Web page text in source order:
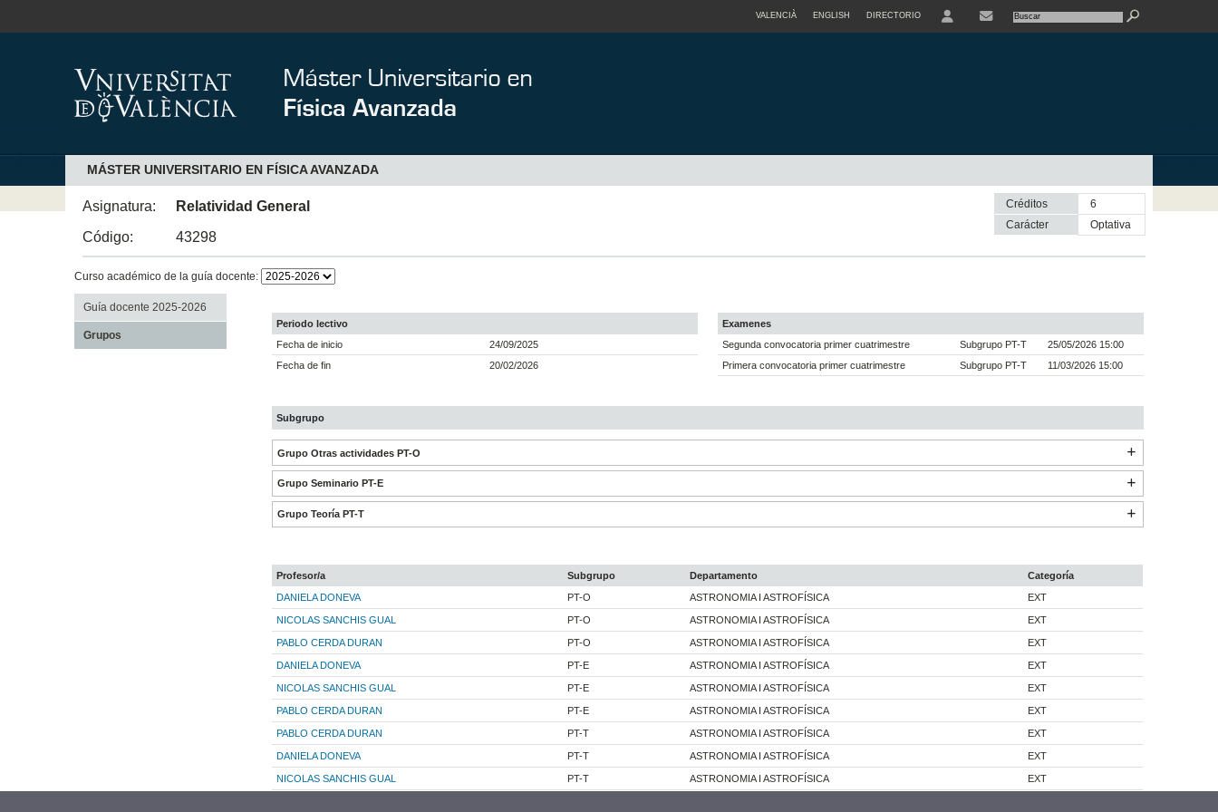
VALENCIÀ ENGLISH DIRECTORIO
MÁSTER UNIVERSITARIO EN FÍSICA AVANZADA
Asignatura:
Relatividad General
Código:
43298
Créditos
6
Carácter
optativa
Curso académico de la guía docente:
Guía docente 2025-2026
Grupos
Periodo lectivo
Fecha de inicio
24/09/2025
Fecha de fin
20/02/2026
Examenes
Segunda convocatoria primer cuatrimestre
Subgrupo PT-T
25/05/2026 15:00
Primera convocatoria primer cuatrimestre
Subgrupo PT-T 11/03/2026 15:00
Subgrupo
Grupo Otras actividades PT-O
Grupo Seminario PT-E
Grupo Teoría PT-T
Profesor/a Subgrupo Departamento
Categoría
DANIELA DONEVA
PT-O ASTRONOMIA I ASTROFÍSICA EXT
NICOLAS SANCHIS GUAL PT-O ASTRONOMIA I ASTROFÍSICA EXT
PABLO CERDA DURAN PT-O ASTRONOMIA I ASTROFÍSICA EXT
DANIELA DONEVA PT-E ASTRONOMIA I ASTROFÍSICA EXT
NICOLAS SANCHIS GUAL PT-E ASTRONOMIA I ASTROFÍSICA EXT
PABLO CERDA DURAN PT-E ASTRONOMIA I ASTROFÍSICA EXT
PABLO CERDA DURAN PT-T ASTRONOMIA I ASTROFÍSICA EXT
DANIELA DONEVA PT-T ASTRONOMIA I ASTROFÍSICA EXT
NICOLAS SANCHIS GUAL PT-T ASTRONOMIA I ASTROFÍSICA EXT